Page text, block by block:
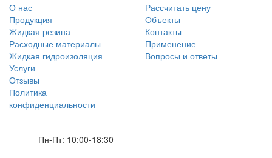
О нас
Продукция
Жидкая резина
Расходные материалы
Жидкая гидроизоляция
Услуги
Отзывы
Политика
конфиденциальности
Рассчитать цену
Объекты
Контакты
Применение
Вопросы и ответы
Пн-Пт: 10:00-18:30